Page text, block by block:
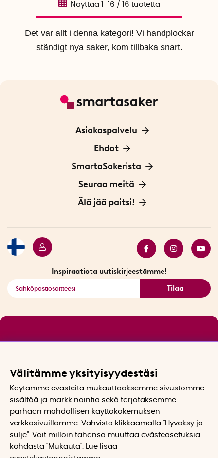
Det var allt i denna kategori! Vi handplockar
ständigt nya saker, kom tillbaka snart.
Näyttää 1-16 / 16 tuotetta
Asiakaspalvelu
Ota yhteyttä
Ehdot
Tietoa evästeistä
Yksityisyydensuoja
Sopimusehdot
SmartaSakerista
Meistä
Myymälä Tukholmassa
Seuraa meitä
Innovaattoriblogi
Älä jää paitsi!
Inspiraatiota uutiskirjeestämme!
Tilaa
Välitämme yksityisyydestäsi
Käytämme evästeitä mukauttaaksemme sivustomme
sisältöä ja markkinointia sekä tarjotaksemme
parhaan mahdollisen käyttökokemuksen
verkkosivuillamme. Vahvista klikkaamalla "Hyväksy ja
sulje". Voit milloin tahansa muuttaa evästeasetuksia
kohdasta "Mukauta". Lue lisää